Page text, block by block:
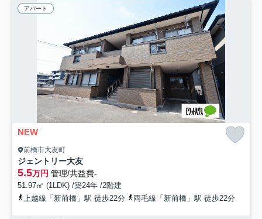
アパート
NEW
前橋市大友町
ジェントリー大友
5.5万円 管理/共益費-
51.97㎡ (1LDK) /築24年 /2階建
上越線「新前橋」駅 徒歩22分
両毛線「新前橋」駅 徒歩22分